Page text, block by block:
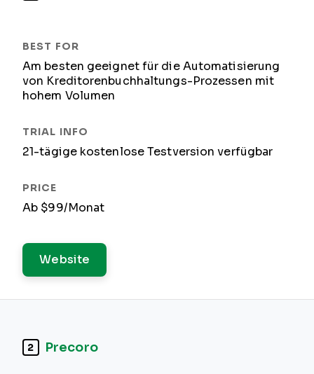
Am besten geeignet für die Automatisierung
von Kreditorenbuchhaltungs-Prozessen mit
hohem Volumen
21-tägige kostenlose Testversion verfügbar
Ab $99/Monat
Website
2 Precoro